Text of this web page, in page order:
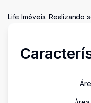
Life Imóveis. Realizando